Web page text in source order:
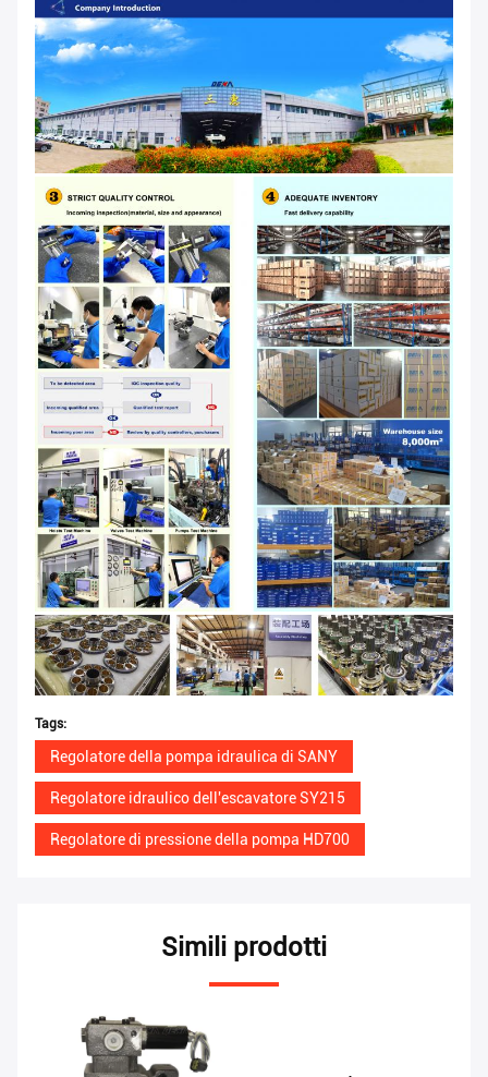
Tags:
Regolatore della pompa idraulica di SANY
Regolatore idraulico dell'escavatore SY215
Regolatore di pressione della pompa HD700
Simili prodotti